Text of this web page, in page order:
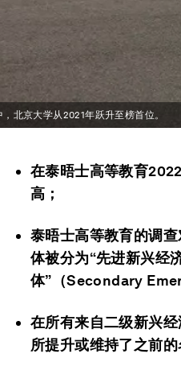
北京大学从2021年跃升至榜首位。
在泰晤士高等教育
高；
泰晤士高等教育的调
体被分为“先进新兴经
体”（Secondary
在所有来自二级新兴
所提升或维持了之前的